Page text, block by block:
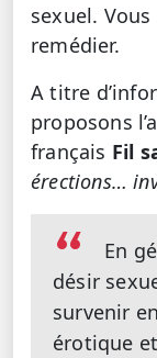
sexuel.
remédier.
A titre
proposons
français Fil
érections…
En
désir
survenir
érotique